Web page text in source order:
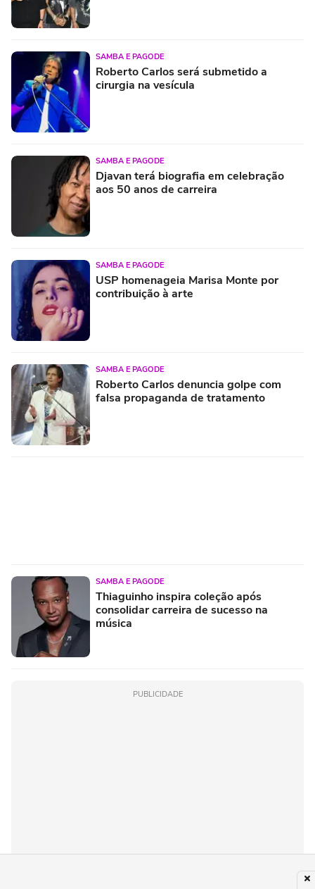
SAMBA E PAGODE
Roberto Carlos será submetido a
cirurgia na vesícula
SAMBA E PAGODE
Djavan terá biografia em celebração
aos 50 anos de carreira
SAMBA E PAGODE
USP homenageia Marisa Monte por
contribuição à arte
SAMBA E PAGODE
Roberto Carlos denuncia golpe com
falsa propaganda de tratamento
SAMBA E PAGODE
Thiaguinho inspira coleção após
consolidar carreira de sucesso na
música
PUBLICIDADE